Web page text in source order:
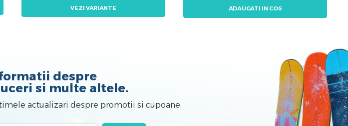
VEZI VARIANTE ADAUGATI IN COS
despre
si multe altele.
actualizari despre promotii si cupoane.